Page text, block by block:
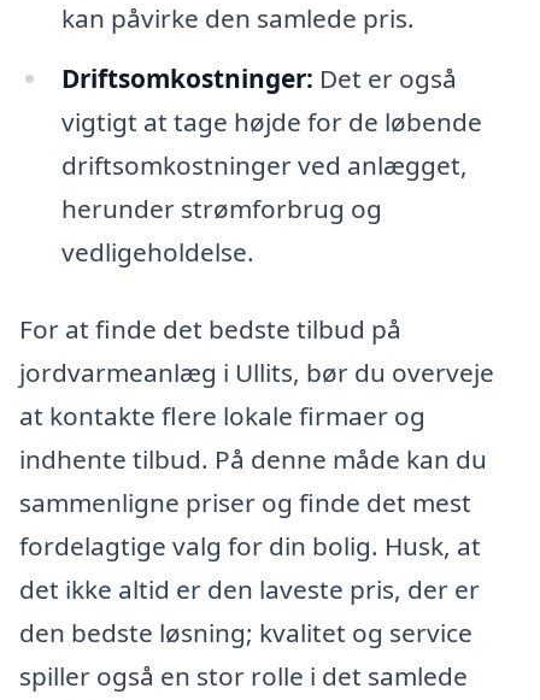
kan påvirke den samlede pris.
Driftsomkostninger: Det er også
vigtigt at tage højde for de løbende
driftsomkostninger ved anlægget,
herunder strømforbrug og
vedligeholdelse.
For at finde det bedste tilbud på
jordvarmeanlæg i Ullits, bør du overveje
at kontakte flere lokale firmaer og
indhente tilbud. På denne måde kan du
sammenligne priser og finde det mest
fordelagtige valg for din bolig. Husk, at
det ikke altid er den laveste pris, der er
den bedste løsning; kvalitet og service
spiller også en stor rolle i det samlede